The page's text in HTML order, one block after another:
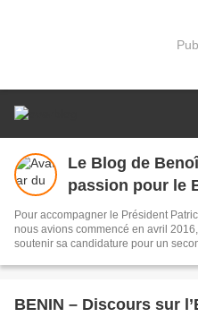
Le Blog de
passion pour le
Pour accompagner le Président
nous avions commencé en avril
soutenir sa candidature pour un
BENIN – Discours sur